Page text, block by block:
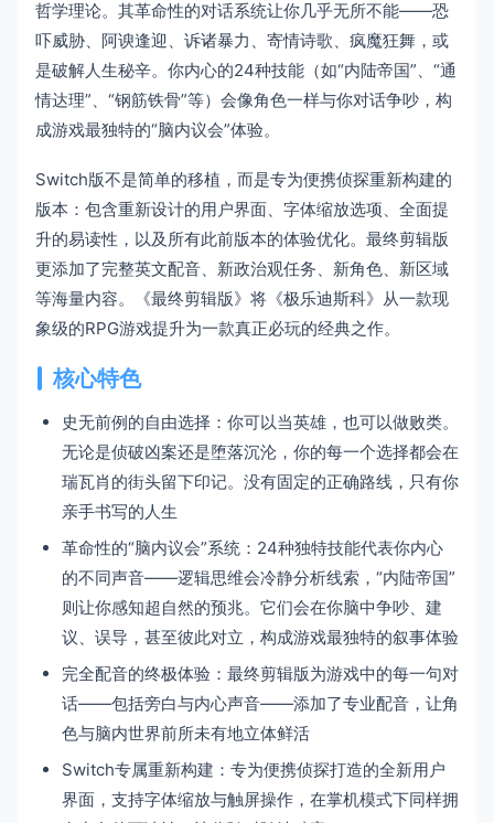
哲学理论。其革命性的对话系统让你几乎无所不能——恐
吓威胁、阿谀逢迎、诉诸暴力、寄情诗歌、疯魔狂舞，或
是破解人生秘辛。你内心的24种技能（如“内陆帝国”、“通
情达理”、“钢筋铁骨”等）会像角色一样与你对话争吵，构
成游戏最独特的“脑内议会”体验。
Switch版不是简单的移植，而是专为便携侦探重新构建的
版本：包含重新设计的用户界面、字体缩放选项、全面提
升的易读性，以及所有此前版本的体验优化。最终剪辑版
更添加了完整英文配音、新政治观任务、新角色、新区域
等海量内容。《最终剪辑版》将《极乐迪斯科》从一款现
象级的RPG游戏提升为一款真正必玩的经典之作。
核心特色
史无前例的自由选择：你可以当英雄，也可以做败类。
无论是侦破凶案还是堕落沉沦，你的每一个选择都会在
瑞瓦肖的街头留下印记。没有固定的正确路线，只有你
亲手书写的人生
革命性的“脑内议会”系统：24种独特技能代表你内心
的不同声音——逻辑思维会冷静分析线索，“内陆帝国”
则让你感知超自然的预兆。它们会在你脑中争吵、建
议、误导，甚至彼此对立，构成游戏最独特的叙事体验
完全配音的终极体验：最终剪辑版为游戏中的每一句对
话——包括旁白与内心声音——添加了专业配音，让角
色与脑内世界前所未有地立体鲜活
Switch专属重新构建：专为便携侦探打造的全新用户
界面，支持字体缩放与触屏操作，在掌机模式下同样拥